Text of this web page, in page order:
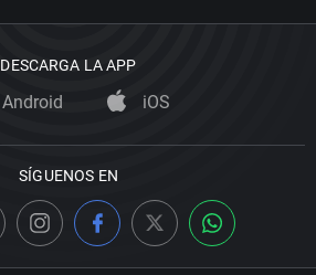
DESCARGA LA APP
Android iOS
SÍGUENOS EN